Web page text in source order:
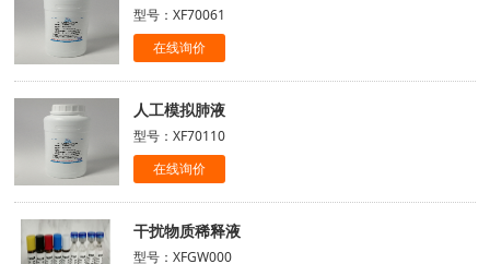
型号：XF70061
在线询价
人工模拟肺液
型号：XF70110
在线询价
干扰物质稀释液
型号：XFGW000